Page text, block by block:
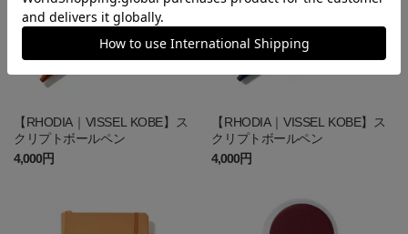
【RHODIA｜VISSEL KOBE】ス
クリプトボールペン
4,000円
【RHODIA｜VISSEL KOBE】ス
クリプトボールペン
4,000円